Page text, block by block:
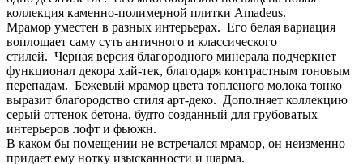
коллекция каменно-полимерной плитки Amadeus.
Мрамор уместен в разных интерьерах. Его белая вариация
воплощает саму суть античного и классического
стилей. Черная версия благородного минерала подчеркнет
функционал декора хай-тек, благодаря контрастным тоновым
перепадам. Бежевый мрамор цвета топленого молока тонко
выразит благородство стиля арт-деко. Дополняет коллекцию
серый оттенок бетона, будто созданный для грубоватых
интерьеров лофт и фьюжн.
В каком бы помещении не встречался мрамор, он неизменно
придает ему нотку изысканности и шарма.